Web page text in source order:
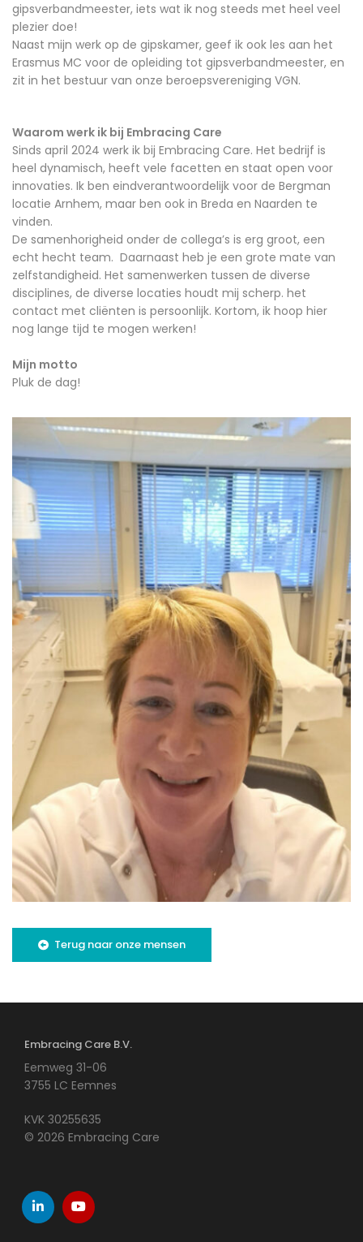
gipsverbandmeester, iets wat ik nog steeds met heel veel
plezier doe!
Naast mijn werk op de gipskamer, geef ik ook les aan het
Erasmus MC voor de opleiding tot gipsverbandmeester, en
zit in het bestuur van onze beroepsvereniging VGN.
Waarom werk ik bij Embracing Care
Sinds april 2024 werk ik bij Embracing Care. Het bedrijf is
heel dynamisch, heeft vele facetten en staat open voor
innovaties. Ik ben eindverantwoordelijk voor de Bergman
locatie Arnhem, maar ben ook in Breda en Naarden te
vinden.
De samenhorigheid onder de collega’s is erg groot, een
echt hecht team. Daarnaast heb je een grote mate van
zelfstandigheid. Het samenwerken tussen de diverse
disciplines, de diverse locaties houdt mij scherp. het
contact met cliënten is persoonlijk. Kortom, ik hoop hier
nog lange tijd te mogen werken!
Mijn motto
Pluk de dag!
Terug naar onze mensen
Embracing Care B.V.
Eemweg 31-06
3755 LC Eemnes
KVK 30255635
© 2026 Embracing Care